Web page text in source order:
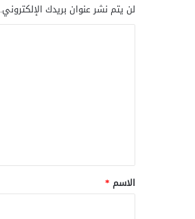
لن يتم نشر عنوان بريدك الإلكتروني.
*
الاسم *